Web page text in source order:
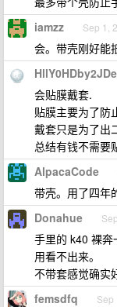
iamzz Sep 1,
会。带壳刚好能
会贴膜戴套.
贴膜主要为了防
戴套只是为了出
总结有钱不需要
AlpacaCode
带壳。用了四年
Donahue
手里的 k40 裸
用看不出来。
不带套感觉确实
femsdfq Sep